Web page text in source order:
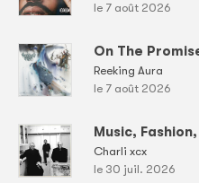
le 7 août 2026
On The
Reeking Aura
le 7 août 2026
Music, Fashion,
Charli xcx
le 30 juil. 2026